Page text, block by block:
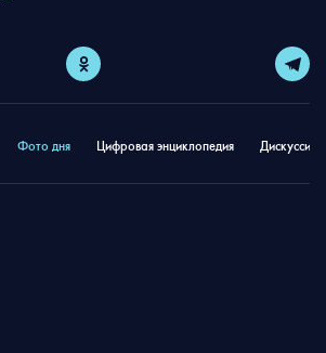
Фото дня Цифровая энциклопедия